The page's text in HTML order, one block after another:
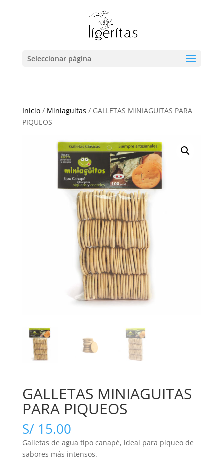
Seleccionar página
Inicio/ Miniaguitas / GALLETAS MINIAGUITAS PARA
PIQUEOS
GALLETAS MINIAGUITAS
PARA PIQUEOS
S/ 15.00
Galletas de agua tipo canapé, ideal para piqueo de
sabores más intensos.